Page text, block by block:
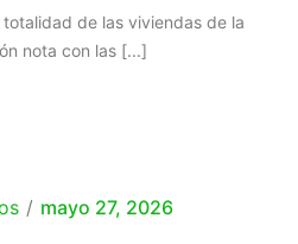
de las viviendas de la
nota con las [...]
/ mayo 27, 2026